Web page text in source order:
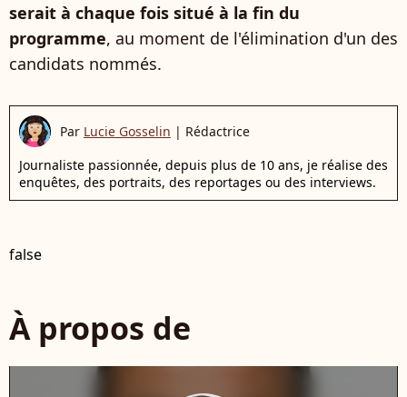
serait à chaque fois situé à la fin du
programme, au moment de l'élimination d'un des
candidats nommés.
Par Lucie Gosselin | Rédactrice
Journaliste passionnée, depuis plus de 10 ans, je réalise des
enquêtes, des portraits, des reportages ou des interviews.
false
À propos de